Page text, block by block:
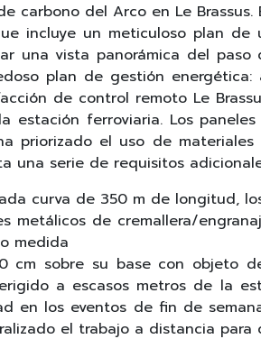
carbono del Arco en Le Brassus.
incluye un meticuloso plan
una vista panorámica del
plan de gestión
de control remoto Le
ferroviaria. Los
priorizado el uso de
una serie de requisitos
curva de 350 m de longitud,
metálicos de cremallera/
medida
cm sobre su base con objeto
a escasos metros de la
en los eventos de fin de
el trabajo a distancia para